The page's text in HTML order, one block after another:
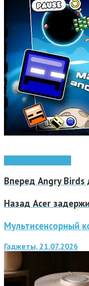
Вперед Angry Birds
Назад Acer
Мультисенсорный
Гаджеты, 21.07.2026